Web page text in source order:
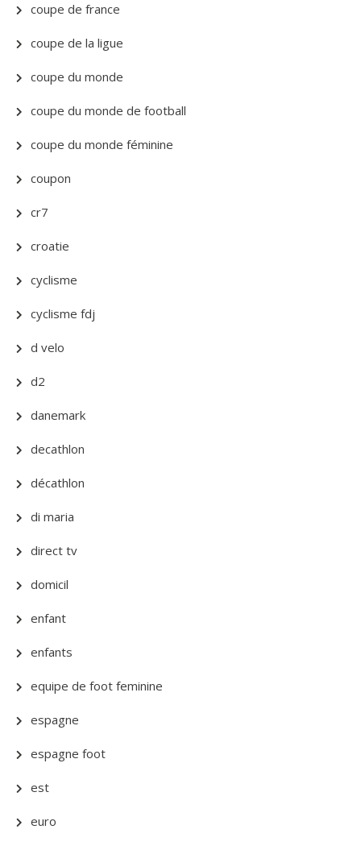
coupe de france
coupe de la ligue
coupe du monde
coupe du monde de football
coupe du monde féminine
coupon
cr7
croatie
cyclisme
cyclisme fdj
d velo
d2
danemark
decathlon
décathlon
di maria
direct tv
domicil
enfant
enfants
equipe de foot feminine
espagne
espagne foot
est
euro